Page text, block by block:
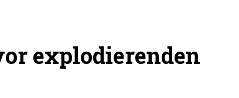
explodierenden